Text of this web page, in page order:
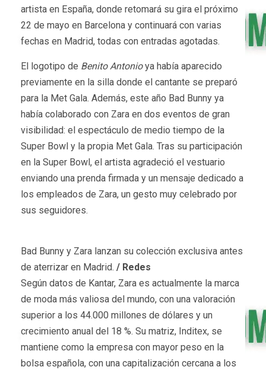
artista en España, donde retomará su gira el próximo
22 de mayo en Barcelona y continuará con varias
fechas en Madrid, todas con entradas agotadas.
El logotipo de Benito Antonioya había aparecido
previamente en la silla donde el cantante se preparó
para la Met Gala. Además, este año Bad Bunny ya
había colaborado con Zara en dos eventos de gran
visibilidad: el espectáculo de medio tiempo de la
Super Bowl y la propia Met Gala. Tras su participación
en la Super Bowl, el artista agradeció el vestuario
enviando una prenda firmada y un mensaje dedicado a
los empleados de Zara, un gesto muy celebrado por
sus seguidores.
Bad Bunny y Zara lanzan su colección exclusiva antes
de aterrizar en Madrid. / Redes
Según datos de Kantar, Zara es actualmente la marca
de moda más valiosa del mundo, con una valoración
superior a los 44.000 millones de dólares y un
crecimiento anual del 18 %. Su matriz, Inditex, se
mantiene como la empresa con mayor peso en la
bolsa española, con una capitalización cercana a los